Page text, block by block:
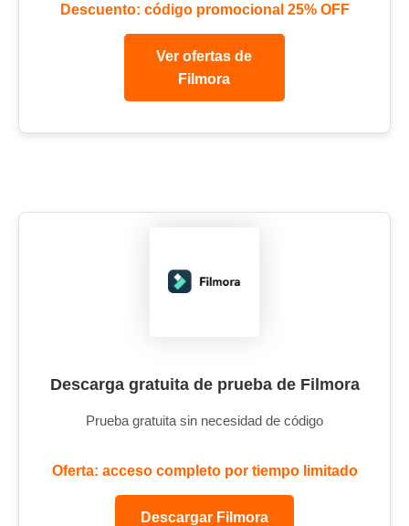
Descuento: código promocional 25% OFF
Ver ofertas de
Filmora
Descarga gratuita de prueba de Filmora
Prueba gratuita sin necesidad de código
Oferta: acceso completo por tiempo limitado
Descargar Filmora